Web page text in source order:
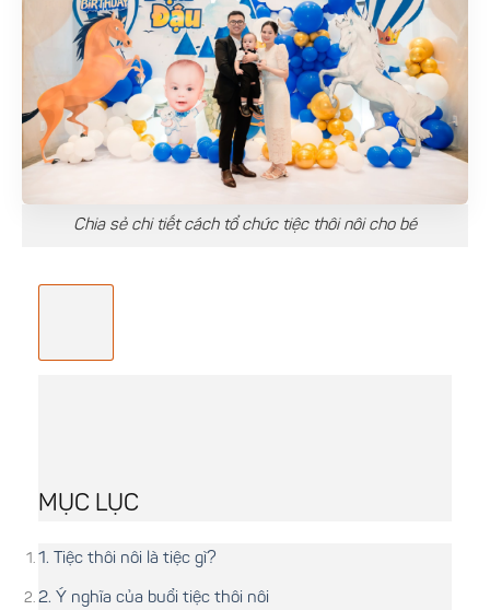
Chia sẻ chi tiết cách tổ chức tiệc thôi nôi cho bé
MỤC LỤC
1. Tiệc thôi nôi là tiệc gì?
2. Ý nghĩa của buổi tiệc thôi nôi